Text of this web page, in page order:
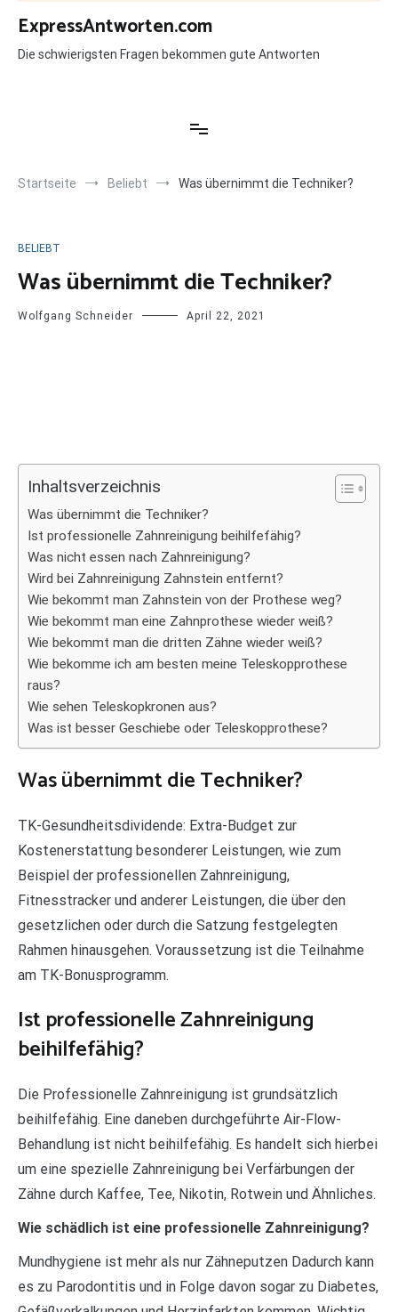
Zum
Inhalt
springen
ExpressAntworten.com
Die schwierigsten Fragen bekommen gute Antworten
Startseite Beliebt Was übernimmt die Techniker?
BELIEBT
Was übernimmt die Techniker?
Wolfgang Schneider April 22, 2021
Inhaltsverzeichnis
Was übernimmt die Techniker?
Ist professionelle Zahnreinigung beihilfefähig?
Was nicht essen nach Zahnreinigung?
Wird bei Zahnreinigung Zahnstein entfernt?
Wie bekommt man Zahnstein von der Prothese weg?
Wie bekommt man eine Zahnprothese wieder weiß?
Wie bekommt man die dritten Zähne wieder weiß?
Wie bekomme ich am besten meine Teleskopprothese
raus?
Wie sehen Teleskopkronen aus?
Was ist besser Geschiebe oder Teleskopprothese?
Was übernimmt die Techniker?
TK-Gesundheitsdividende: Extra-Budget zur
Kostenerstattung besonderer Leistungen, wie zum
Beispiel der professionellen Zahnreinigung,
Fitnesstracker und anderer Leistungen, die über den
gesetzlichen oder durch die Satzung festgelegten
Rahmen hinausgehen. Voraussetzung ist die Teilnahme
am TK-Bonusprogramm.
Ist professionelle Zahnreinigung
beihilfefähig?
Die Professionelle Zahnreinigung ist grundsätzlich
beihilfefähig. Eine daneben durchgeführte Air-Flow-
Behandlung ist nicht beihilfefähig. Es handelt sich hierbei
um eine spezielle Zahnreinigung bei Verfärbungen der
Zähne durch Kaffee, Tee, Nikotin, Rotwein und Ähnliches.
Wie schädlich ist eine professionelle Zahnreinigung?
Mundhygiene ist mehr als nur Zähneputzen Dadurch kann
es zu Parodontitis und in Folge davon sogar zu Diabetes,